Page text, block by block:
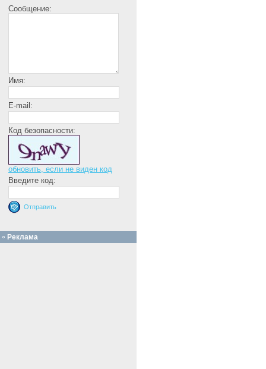
Сообщение:
Имя:
E-mail:
Код безопасности:
обновить, если не виден код
Введите код:
Реклама